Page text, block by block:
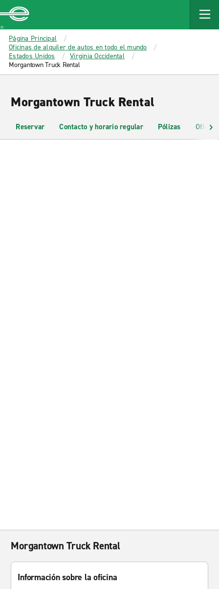
MAIN
CONTENT
Enterprise
Página Principal
Oficinas de alquiler de autos en todo el mundo
Estados Unidos
Virginia Occidental
Morgantown Truck Rental
Morgantown Truck Rental
Reservar Contacto y horario regular Pólizas
Morgantown Truck Rental
Información sobre la oficina